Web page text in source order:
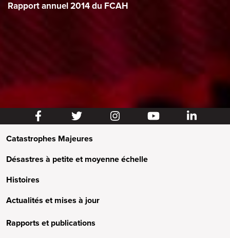
Rapport annuel 2014 du FCAH
Catastrophes Majeures
Désastres à petite et moyenne échelle
Histoires
Actualités et mises à jour
Rapports et publications